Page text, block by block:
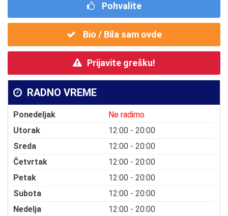
Pohvalite
Bio / Bila sam ovde
Prijavite grešku!
RADNO VREME
Ponedeljak
Ne radimo
Utorak
12:00 - 20:00
Sreda
12:00 - 20:00
Četvrtak
12:00 - 20:00
Petak
12:00 - 20:00
Subota
12:00 - 20:00
Nedelja
12:00 - 20:00